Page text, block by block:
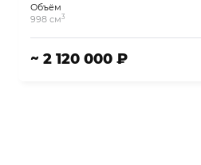
Объём
998 см3
~ 2 120 000 ₽